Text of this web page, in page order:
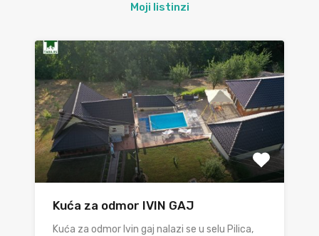
Moji listinzi
Kuća za odmor IVIN GAJ
Kuća za odmor Ivin gaj nalazi se u selu Pilica,